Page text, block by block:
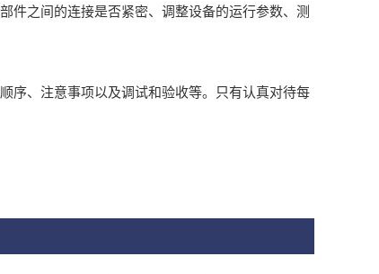
之间的连接是否紧密、调整设备的运行参数、测
、注意事项以及调试和验收等。只有认真对待每